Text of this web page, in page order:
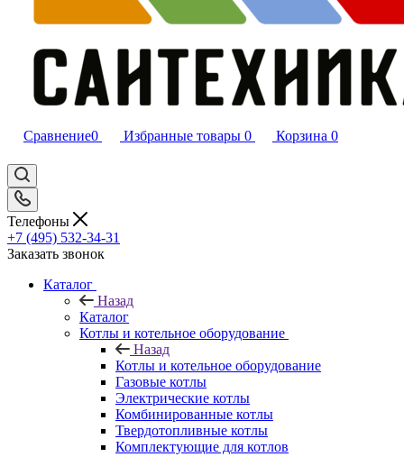
Сравнение0 Избранные товары 0 Корзина 0
Телефоны
+7 (495) 532‑34‑31
Заказать звонок
Каталог
Назад
Каталог
Котлы и котельное оборудование
Назад
Котлы и котельное оборудование
Газовые котлы
Электрические котлы
Комбинированные котлы
Твердотопливные котлы
Комплектующие для котлов